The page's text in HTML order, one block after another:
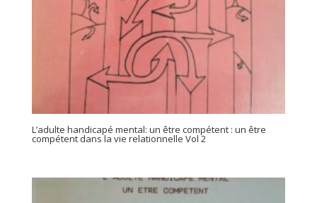
L’adulte handicapé mental: un être compétent : un être
compétent dans la vie relationnelle Vol 2